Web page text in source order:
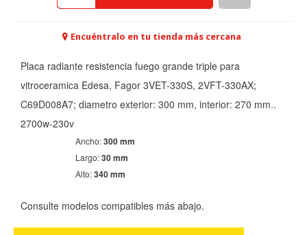
Encuéntralo en tu tienda más cercana
Placa radiante resistencia fuego grande triple para
vitroceramica Edesa, Fagor 3VET-330S, 2VFT-330AX;
C69D008A7; diametro exterior: 300 mm, interior: 270 mm..
2700w-230v
Ancho:300 mm
Largo:30 mm
Alto:340 mm
Consulte modelos compatibles más abajo.